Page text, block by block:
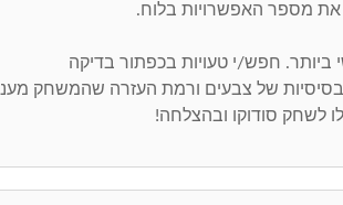
מספר האפשרויות בלוח.
בסיסיות של צבעים ורמת העזרה שהמשחק
לשחק סודוקו ובהצלחה!